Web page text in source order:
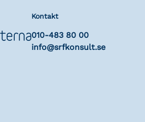
Kontakt
010-483 80 00
info@srfkonsult.se